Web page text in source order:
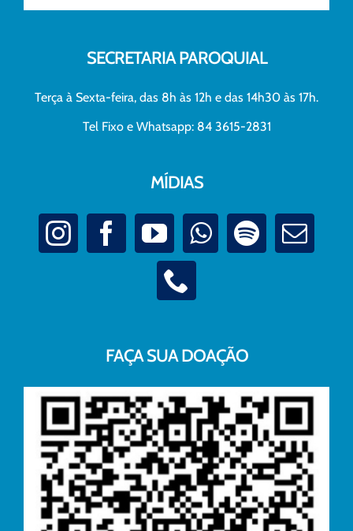
SECRETARIA PAROQUIAL
Terça à Sexta-feira, das 8h às 12h e das 14h30 às 17h.
Tel Fixo e Whatsapp: 84 3615-2831
MÍDIAS
FAÇA SUA DOAÇÃO